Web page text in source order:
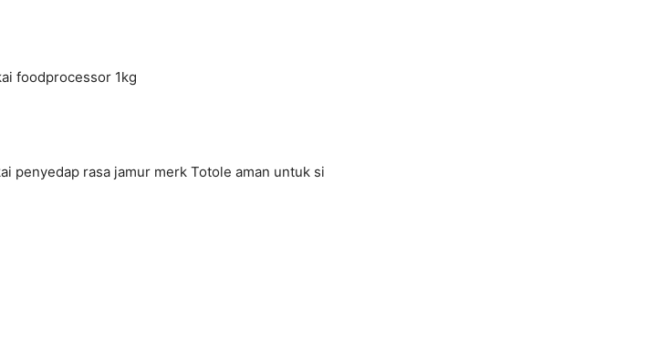
foodprocessor 1kg
penyedap rasa jamur merk Totole aman untuk si